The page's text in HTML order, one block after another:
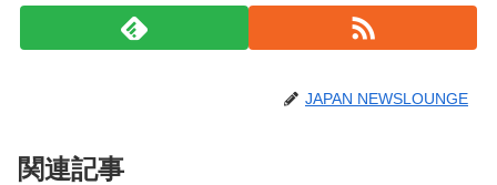
JAPAN NEWSLOUNGE
関連記事